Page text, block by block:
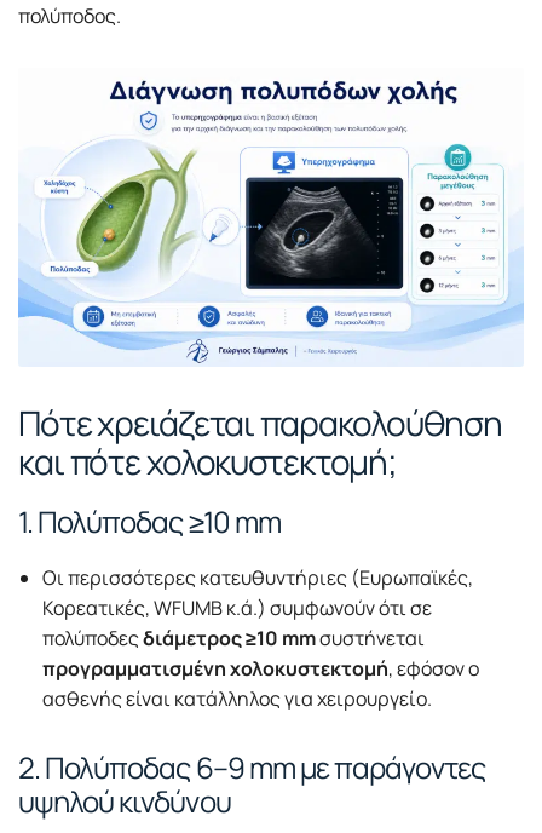
πολύποδος.
Πότε χρειάζεται παρακολούθηση
και πότε χολοκυστεκτομή;
1. Πολύποδας ≥10 mm
Οι περισσότερες κατευθυντήριες (Ευρωπαϊκές,
Κορεατικές, WFUMB κ.ά.) συμφωνούν ότι σε
πολύποδεςδιάμετρος ≥10 mmσυστήνεται
προγραμματισμένη χολοκυστεκτομή, εφόσον ο
ασθενής είναι κατάλληλος για χειρουργείο.
2. Πολύποδας 6–9 mm με παράγοντες
υψηλού κινδύνου